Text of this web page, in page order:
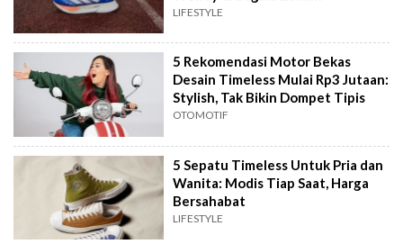
LIFESTYLE
5 Rekomendasi Motor Bekas
Desain Timeless Mulai Rp3 Jutaan:
Stylish, Tak Bikin Dompet Tipis
OTOMOTIF
5 Sepatu Timeless Untuk Pria dan
Wanita: Modis Tiap Saat, Harga
Bersahabat
LIFESTYLE